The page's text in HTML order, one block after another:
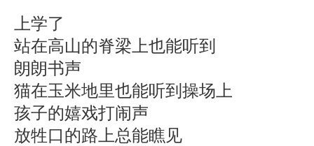
上学了
站在高山的脊梁上也能听到
朗朗书声
猫在玉米地里也能听到操场上
孩子的嬉戏打闹声
放牲口的路上总能瞧见